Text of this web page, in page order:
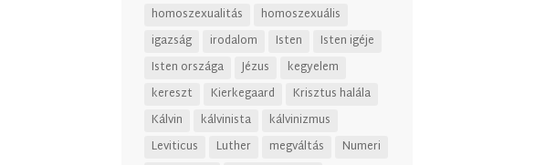
homoszexualitás
homoszexuális
igazság
irodalom Isten
Isten igéje
Isten országa
Jézus
kegyelem
kereszt
Kierkegaard
Krisztus halála
Kálvin
kálvinista
kálvinizmus
Leviticus
Luther megváltás
Numeri